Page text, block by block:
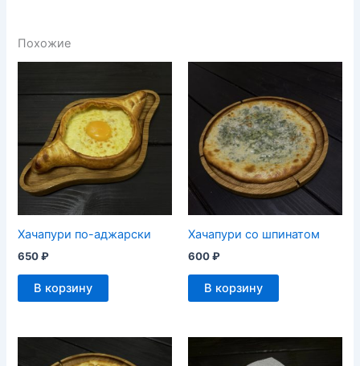
Похожие
Хачапури по-аджарски
650₽
В корзину
Хачапури со шпинатом
600₽
В корзину